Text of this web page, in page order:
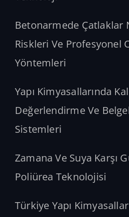
Betonarmede Çatlaklar
Riskleri Ve Profesyonel
Yöntemleri
Yapı Kimyasallarında
Değerlendirme Ve
Sistemleri
Zamana Ve Suya Karşı
Poliürea Teknolojisi
Türkiye Yapı